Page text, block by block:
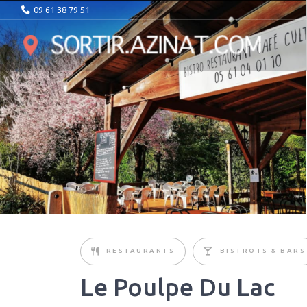
09 61 38 79 51
RESTAURANTS BISTROTS & BARS
Le Poulpe Du Lac